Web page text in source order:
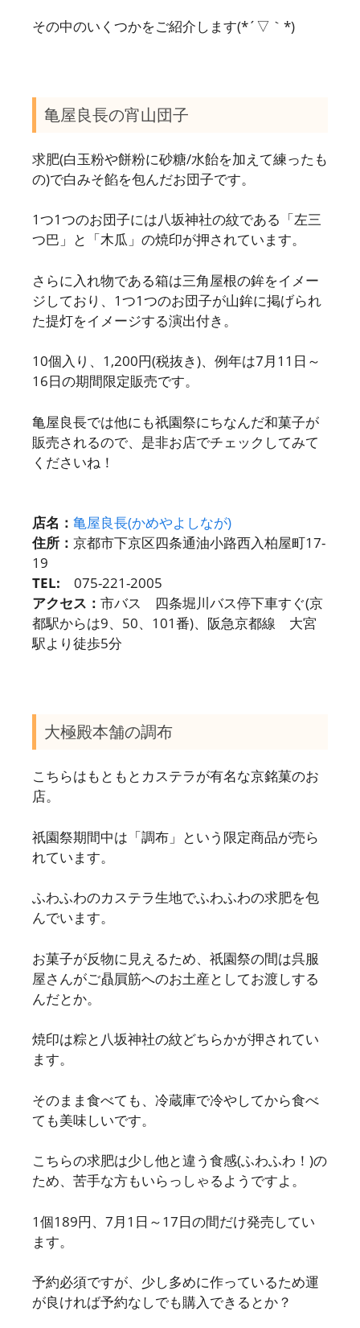
その中のいくつかをご紹介します(*´▽｀*)
亀屋良長の宵山団子
求肥(白玉粉や餅粉に砂糖/水飴を加えて練ったも
の)で白みそ餡を包んだお団子です。
1つ1つのお団子には八坂神社の紋である「左三
つ巴」と「木瓜」の焼印が押されています。
さらに入れ物である箱は三角屋根の鉾をイメー
ジしており、1つ1つのお団子が山鉾に掲げられ
た提灯をイメージする演出付き。
10個入り、1,200円(税抜き)、例年は7月11日～
16日の期間限定販売です。
亀屋良長では他にも祇園祭にちなんだ和菓子が
販売されるので、是非お店でチェックしてみて
くださいね！
店名： 亀屋良長(かめやよしなが)
住所： 京都市下京区四条通油小路西入柏屋町17-
19
TEL: 075-221-2005
アクセス： 市バス 四条堀川バス停下車すぐ(京
都駅からは9、50、101番)、阪急京都線 大宮
駅より徒歩5分
大極殿本舗の調布
こちらはもともとカステラが有名な京銘菓のお
店。
祇園祭期間中は「調布」という限定商品が売ら
れています。
ふわふわのカステラ生地でふわふわの求肥を包
んでいます。
お菓子が反物に見えるため、祇園祭の間は呉服
屋さんがご贔屓筋へのお土産としてお渡しする
んだとか。
焼印は粽と八坂神社の紋どちらかが押されてい
ます。
そのまま食べても、冷蔵庫で冷やしてから食べ
ても美味しいです。
こちらの求肥は少し他と違う食感(ふわふわ！)の
ため、苦手な方もいらっしゃるようですよ。
1個189円、7月1日～17日の間だけ発売してい
ます。
予約必須ですが、少し多めに作っているため運
が良ければ予約なしでも購入できるとか？